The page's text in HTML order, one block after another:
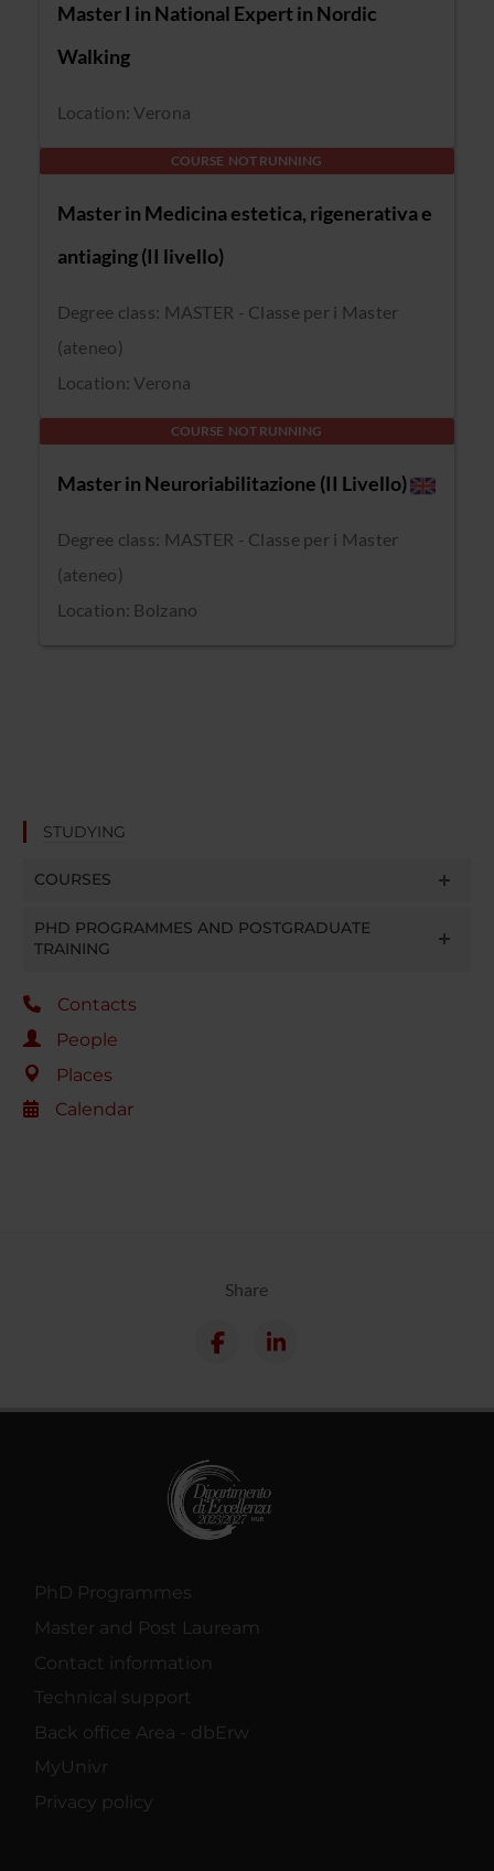
Master I in National Expert in Nordic
Walking
Location: Verona
COURSE NOT RUNNING
Master in Medicina estetica, rigenerativa e
antiaging (II livello)
Degree class: MASTER - Classe per i Master
(ateneo)
Location: Verona
COURSE NOT RUNNING
Master in Neuroriabilitazione (II Livello)
Degree class: MASTER - Classe per i Master
(ateneo)
Location: Bolzano
STUDYING
COURSES
PHD PROGRAMMES AND POSTGRADUATE
TRAINING
Contacts
People
Places
Calendar
Share
PhD Programmes
Master and Post Lauream
Contact information
Technical support
Back office Area - dbErw
MyUnivr
Privacy policy